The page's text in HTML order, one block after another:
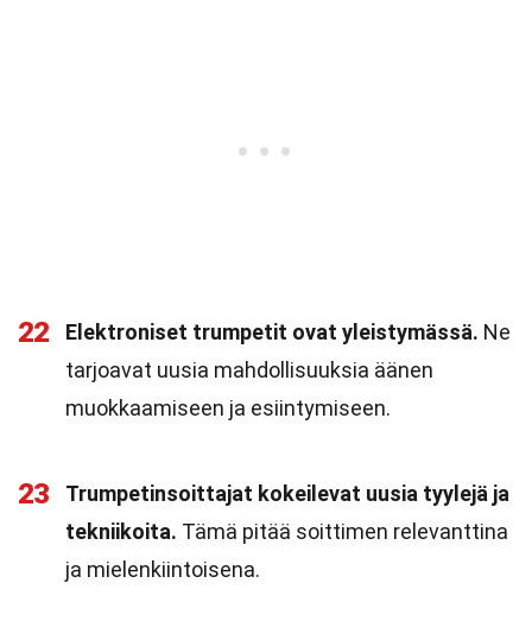
22 Elektroniset trumpetit ovat yleistymässä. Ne
tarjoavat uusia mahdollisuuksia äänen
muokkaamiseen ja esiintymiseen.
23
Trumpetinsoittajat kokeilevat uusia tyylejä ja
tekniikoita. Tämä pitää soittimen relevanttina
ja mielenkiintoisena.